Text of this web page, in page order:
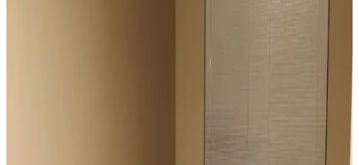
Vintage yatakların mekâna uyumu, boyut ve yerleşim planlaması ile